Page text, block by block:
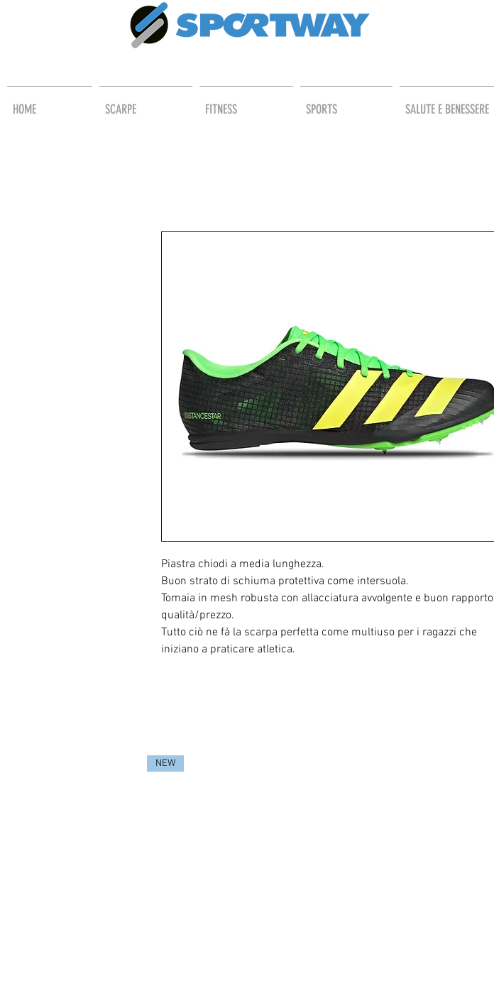
HOME SCARPE FITNESS SPORTS SALUTE E BENESSERE
Piastra chiodi a media lunghezza.
Buon strato di schiuma protettiva come intersuola.
Tomaia in mesh robusta con allacciatura avvolgente e buon rapporto
qualità/prezzo.
Tutto ciò ne fà la scarpa perfetta come multiuso per i ragazzi che
iniziano a praticare atletica.
NEW